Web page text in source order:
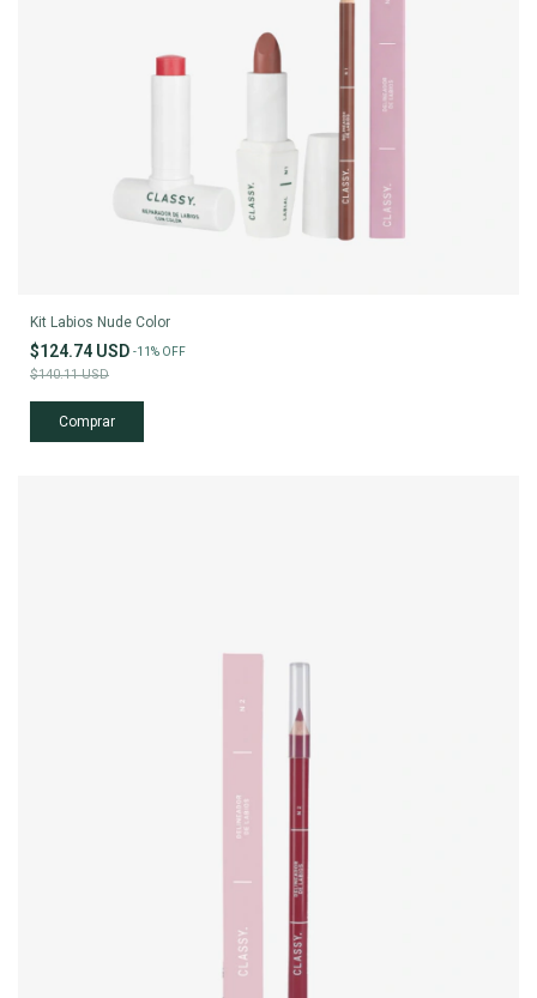
Kit Labios Nude Color
$124.74 USD -11 % OFF
$140.11 USD